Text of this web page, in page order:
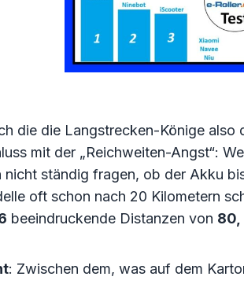
die die Langstrecken-Könige
mit der „Reichweiten-Angst“:
nicht ständig fragen, ob der Akku
oft schon nach 20 Kilometern
beeindruckende Distanzen von 80,
: Zwischen dem, was auf dem